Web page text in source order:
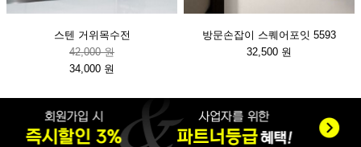
스텐 거위목수전
42,000 원
34,000 원
방문손잡이 스퀘어포잇 5593
32,500 원